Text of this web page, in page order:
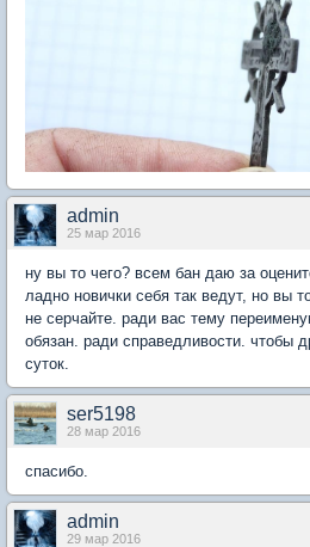
admin
25 мар 2016
ну вы то чего? всем бан даю за
ладно новички себя так ведут, но вы
не серчайте. ради вас тему
обязан. ради справедливости. чтобы
суток.
ser5198
28 мар 2016
спасибо.
admin
29 мар 2016